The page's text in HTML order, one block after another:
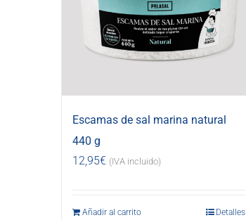
Escamas de sal marina natural
440 g
12,95€ (IVA incluido)
Añadir al carrito Detalles